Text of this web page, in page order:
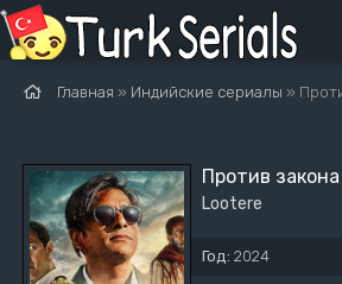
Главная » Индийские сериалы »
Против закона
Lootere
Год: 2024